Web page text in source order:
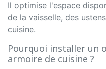
Il optimise l'espace
de la vaisselle, des
cuisine.
Pourquoi installer un
armoire de cuisine ?